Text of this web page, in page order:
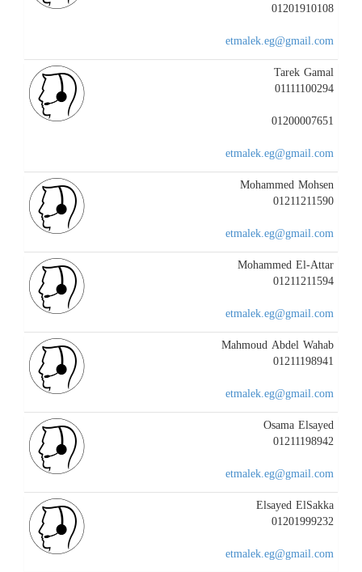
01201910108
etmalek.eg@gmail.com
Tarek Gamal
01111100294
01200007651
etmalek.eg@gmail.com
Mohammed Mohsen
01211211590
etmalek.eg@gmail.com
Mohammed El-Attar
01211211594
etmalek.eg@gmail.com
Mahmoud Abdel Wahab
01211198941
etmalek.eg@gmail.com
Osama Elsayed
01211198942
etmalek.eg@gmail.com
Elsayed ElSakka
01201999232
etmalek.eg@gmail.com